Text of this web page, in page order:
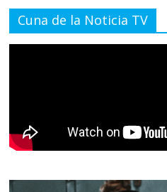
Cuna de la Noticia TV